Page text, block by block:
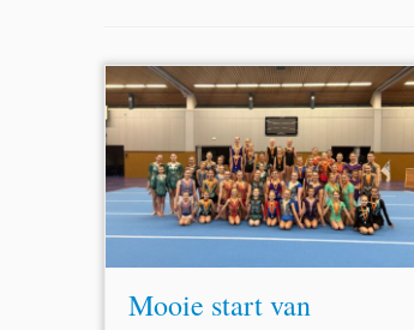
Mooie start van